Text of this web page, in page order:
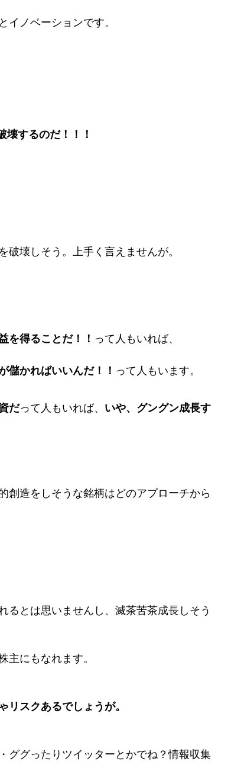
イノベーションです。
壊するのだ！！！
壊しそう。上手く言えませんが。
を得ることだ！！ って人もいれば、
儲かればいいんだ！！ って人もいます。
だって人もいれば、 いや、グングン成長す
創造をしそうな銘柄はどのアプローチから
るとは思いませんし、滅茶苦茶成長しそう
主にもなれます。
リスクあるでしょうが。
ググったりツイッターとかでね？情報収集